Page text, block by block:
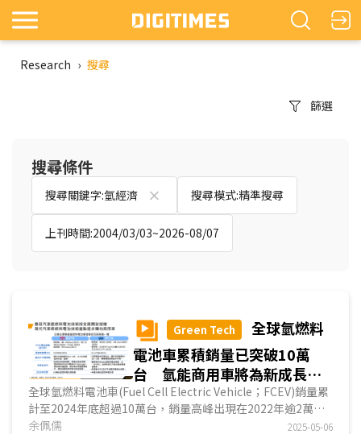
Research › 搜尋
篩選
搜尋條件
搜尋關鍵字:氫經濟 搜尋模式:精準搜尋
上刊時間:2004/03/03~2026-08/07
Green Tech
全球氫燃料
電池車累積銷量已突破10萬
台 氫能商用車將為新成長焦
點
全球氫燃料電池車(Fuel Cell Electric Vehicle；FCEV)銷量累
計至2024年底超過10萬台，銷量高峰出現在2022年逾2萬
台，而亞洲國家為氫燃料電池車的主要推動國。DIGI...
余佩儒 2025-05-06